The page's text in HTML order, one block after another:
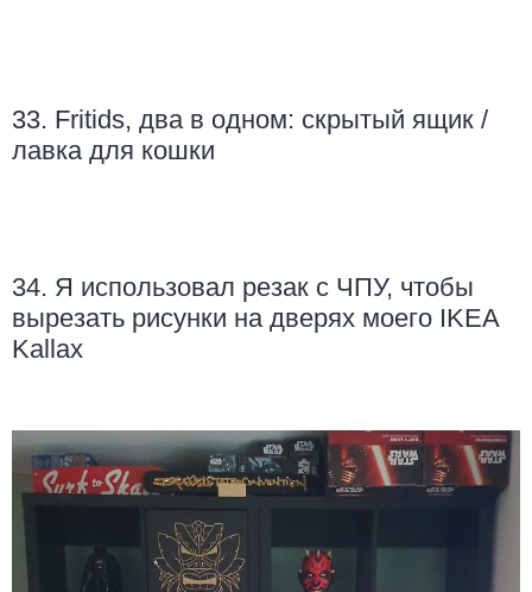
33. Fritids, два в одном: скрытый ящик /
лавка для кошки
34. Я использовал резак с ЧПУ, чтобы
вырезать рисунки на дверях моего IKEA
Kallax